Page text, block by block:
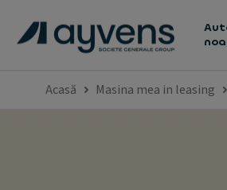
Acasă Masina mea in leasing